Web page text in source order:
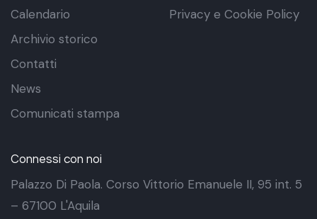
Calendario
Archivio storico
Contatti
News
Comunicati stampa
Privacy e Cookie Policy
Connessi con noi
Palazzo Di Paola. Corso Vittorio Emanuele II, 95 int. 5
– 67100 L'Aquila